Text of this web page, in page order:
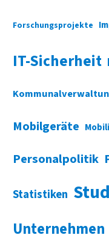
Forschungsprojekte
IT-Sicherheit
Mobilgeräte
Personalpolitik
Statistiken
Unternehmen